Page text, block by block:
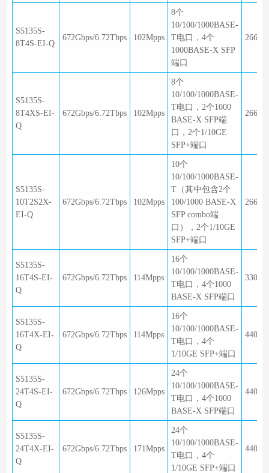
S5135S-
8T4S-EI-Q
672Gbps/6.72Tbps 102Mpps
8个
10/100/1000BASE-
T电口，4个
1000BASE-X SFP
端口
S5135S-
8T4XS-EI-
Q
672Gbps/6.72Tbps 102Mpps
8个
10/100/1000BASE-
T电口，2个1000
BASE-X SFP端
口，2个1/10GE
SFP+端口
S5135S-
10T2S2X-
EI-Q
672Gbps/6.72Tbps 102Mpps
10个
10/100/1000BASE-
T（其中包含2个
100/1000 BASE-X
SFP combo端
口），2个1/10GE
SFP+端口
S5135S-
16T4S-EI-
Q
672Gbps/6.72Tbps 114Mpps
16个
10/100/1000BASE-
T电口，4个1000
BASE-X SFP端口
S5135S-
16T4X-EI-
Q
672Gbps/6.72Tbps 114Mpps
16个
10/100/1000BASE-
T电口，4个
1/10GE SFP+端口
S5135S-
24T4S-EI-
Q
672Gbps/6.72Tbps 126Mpps
24个
10/100/1000BASE-
T电口，4个1000
BASE-X SFP端口
S5135S-
24T4X-EI-
Q
672Gbps/6.72Tbps 171Mpps
24个
10/100/1000BASE-
T电口，4个
1/10GE SFP+端口